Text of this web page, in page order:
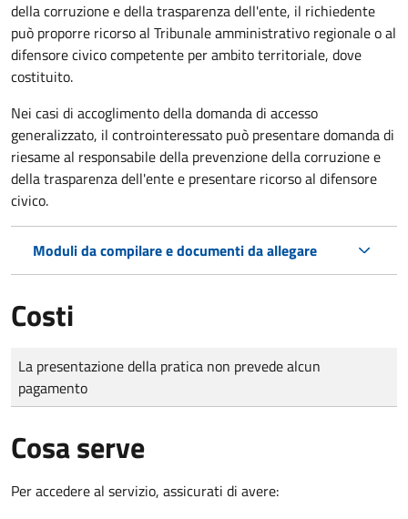
della corruzione e della trasparenza dell'ente, il richiedente
può proporre ricorso al Tribunale amministrativo regionale o al
difensore civico competente per ambito territoriale, dove
costituito.
Nei casi di accoglimento della domanda di accesso
generalizzato, il controinteressato può presentare domanda di
riesame al responsabile della prevenzione della corruzione e
della trasparenza dell'ente e presentare ricorso al difensore
civico.
Moduli da compilare e documenti da allegare
Costi
Tipo di pagamento
Importo
La presentazione della pratica non prevede alcun
pagamento
Cosa serve
Per accedere al servizio, assicurati di avere: